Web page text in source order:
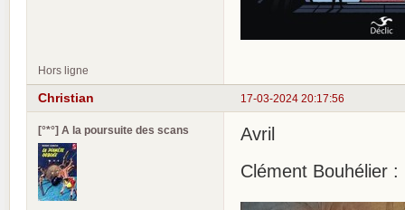
Hors ligne
17-03-2024 20:17:56
Christian
[°*°] A la poursuite des scans
Avril
Clément Bouhélier